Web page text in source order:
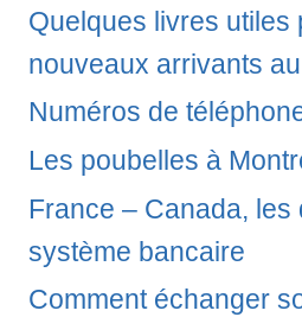
Quelques livres utiles
nouveaux arrivants
Numéros de
Les poubelles à
France – Canada, les
système bancaire
Comment échanger